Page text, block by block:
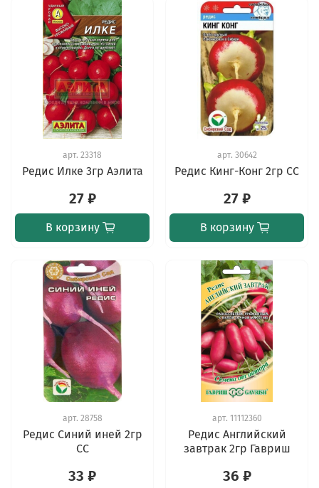
арт. 23318
Редис Илке 3гр Аэлита
27 ₽
В корзину
арт. 30642
Редис Кинг-Конг 2гр СС
27 ₽
В корзину
арт. 28758
Редис Синий иней 2гр
СС
33 ₽
арт. 11112360
Редис Английский
завтрак 2гр Гавриш
36 ₽